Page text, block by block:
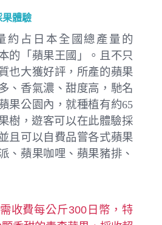
果體驗
約占日本全國總產量的
的「蘋果王國」。且不只
也大獲好評，所產的蘋果
、香氣濃、甜度高，馳名
果公園內，就種植有約65
樹，遊客可以在此體驗採
且可以自費品嘗各式蘋果
、蘋果咖哩、蘋果豬排、
收費每公斤300日幣，特